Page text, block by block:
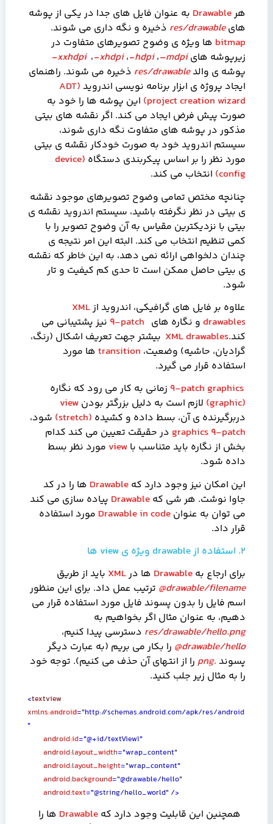
هرDrawable به عنوان فایل های جدا در یکی از پوشه
هایres/drawable ذخیره و نگه داری می شوند.
bitmap ها ویژه ی وضوح تصویرهای متفاوت در
زیرپوشه های–mdpi،-hdpi،-xhdpi، -xxhdpi
پوشه ی والدres/drawable ذخیره می شوند. راهنمای
ایجاد پروژه ی ابزار برنامه نویسی اندروید (
ADT
project creation wizard
) این پوشه ها را خود به
صورت پیش فرض ایجاد می کند. اگر نقشه های بیتی
مذکور در پوشه های متفاوت نگه داری شوند،
سیستم اندروید خود به صورت خودکار نقشه ی بیتی
مورد نظر را بر اساس پیکربندی دستگاه (
device
config
) انتخاب می کند.
چنانچه مختص تمامی وضوح تصویرهای موجود نقشه
ی بیتی در نظر نگرفته باشید، سیستم اندروید نقشه ی
بیتی با نزدیکترین مقیاس به آن وضوح تصویر را با
کمی تنظیم انتخاب می کند. البته این امر نتیجه ی
چندان دلخواهی ارائه نمی دهد، به این خاطر که نقشه
ی بیتی حاصل ممکن است تا حدی کم کیفیت و تار
شود.
علاوه بر فایل های گرافیکی، اندروید ازXML
drawables و نگاره های 9-patch نیزپشتیبانی می
کند.XML drawables بیشتر جهت تعریف اشکال (رنگ،
گرادیان، حاشیه) وضعیت، transition ها مورد
استفاده قرار می گیرد.
9-patch graphics زمانی به کار می رود که نگاره
(
graphic
) لازم است به دلیل بزرگتر بودن view
دربرگیرنده ی آن، بسط داده و کشیده (
stretch
) شود،
9-patch
graphics در حقیقت تعیین می کند کدام
بخش از نگاره باید متناسب با view مورد نظر بسط
داده شود.
این امکان نیز وجود دارد که Drawable ها را در کد
جاوا نوشت. هر شی که Drawable پیاده سازی می کند
می توان به عنوان Drawable in code مورد استفاده
قرار داد.
2. استفاده از
drawable ویژه ی view ها
برای ارجاع به Drawable ها درXML باید از طریق
@drawable/filename ترتیب عمل داد. برای این منظور
اسم فایل را بدون پسوند فایل مورد استفاده قرار می
دهیم، به عنوان مثال اگر بخواهیم به
res/drawable/hello.png دسترسی پیدا کنیم،
@drawable/hello را بکار می بریم (به عبارت دیگر
پسوند .
png را از انتهای آن حذف می کنیم). توجه خود
را به مثال زیر جلب کنید.
<textview
xmlns:android="http://schemas.android.com/apk/res/android
"
android:id="@+id/textView1"
android:layout_width="wrap_content"
android:layout_height="wrap_content"
android:background="@drawable/hello"
android:text="@string/hello_world" />
همچنین این قابلیت وجود دارد که Drawable ها را